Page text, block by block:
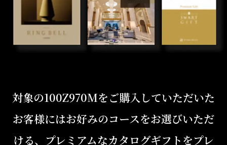
対象の100Z970Mをご購入していただいた
お客様にはお好みのコースをお選びいただ
ける、プレミアムなカタログギフトをプレ